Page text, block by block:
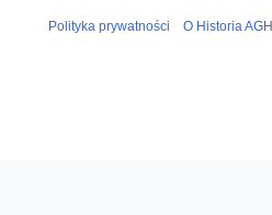
Polityka prywatności O Historia AGH